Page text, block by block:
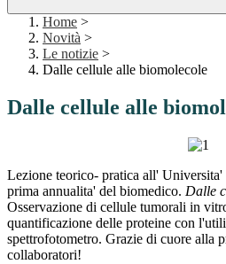
Home >
Novità >
Le notizie >
Dalle cellule alle biomolecole
Dalle cellule alle
Lezione teorico- pratica all' Universita'
prima annualita' del biomedico. Dalle
Osservazione di cellule tumorali in
quantificazione delle proteine con
spettrofotometro. Grazie di cuore alla
collaboratori!